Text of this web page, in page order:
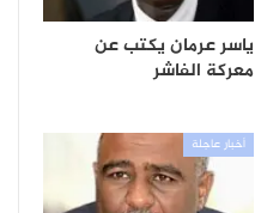
ياسر عرمان يكتب عن
معركة الفاشر
أخبار عاجلة